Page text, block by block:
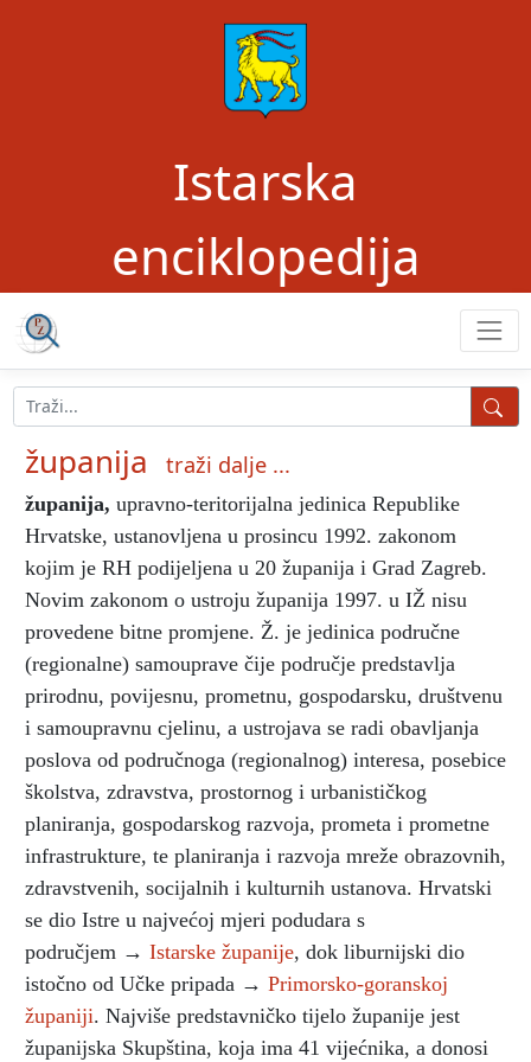
Istarska
enciklopedija
županija traži dalje ...
županija, upravno-teritorijalna jedinica Republike
Hrvatske, ustanovljena u prosincu 1992. zakonom
kojim je RH podijeljena u 20 županija i Grad Zagreb.
Novim zakonom o ustroju županija 1997. u IŽ nisu
provedene bitne promjene. Ž. je jedinica područne
(regionalne) samouprave čije područje predstavlja
prirodnu, povijesnu, prometnu, gospodarsku, društvenu
i samoupravnu cjelinu, a ustrojava se radi obavljanja
poslova od područnoga (regionalnog) interesa, posebice
školstva, zdravstva, prostornog i urbanističkog
planiranja, gospodarskog razvoja, prometa i prometne
infrastrukture, te planiranja i razvoja mreže obrazovnih,
zdravstvenih, socijalnih i kulturnih ustanova. Hrvatski
se dio Istre u najvećoj mjeri podudara s
područjem → Istarske županije, dok liburnijski dio
istočno od Učke pripada → Primorsko-goranskoj
županiji. Najviše predstavničko tijelo županije jest
županijska Skupština, koja ima 41 vijećnika, a donosi